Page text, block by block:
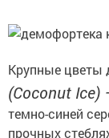
Крупные цветы
(Coconut Ice)
темно-синей
прочных